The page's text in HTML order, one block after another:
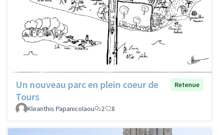
Un nouveau parc en plein coeur de
Tours
Retenue
Kleanthis Papanicolaou 2 8